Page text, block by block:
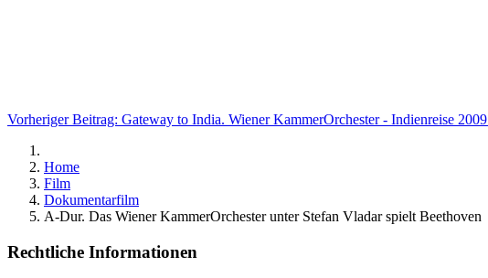
Vorheriger Beitrag: Gateway to India. Wiener KammerOrchester - Indienreise 2009
Home
Film
Dokumentarfilm
A-Dur. Das Wiener KammerOrchester unter Stefan Vladar spielt Beethoven
Rechtliche Informationen